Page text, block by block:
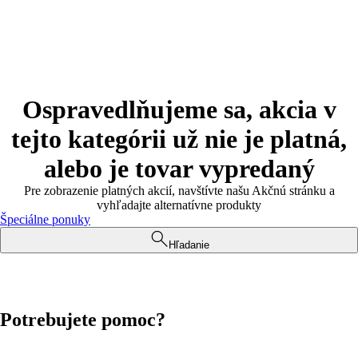
Ospravedlňujeme sa, akcia v
tejto kategórii už nie je platná,
alebo je tovar vypredaný
Pre zobrazenie platných akcií, navštívte našu Akčnú stránku a
vyhľadajte alternatívne produkty
Špeciálne ponuky
Hľadanie
Potrebujete pomoc?